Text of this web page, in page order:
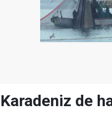
Karadeniz de